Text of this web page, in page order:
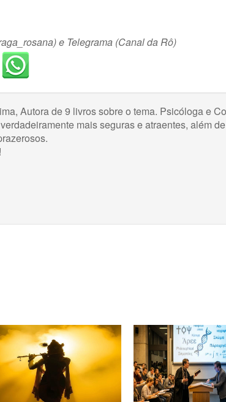
e Telegrama (Canal da Rô)
Autora de 9 livros sobre o tema. Psicóloga e
mais seguras e atraentes, além